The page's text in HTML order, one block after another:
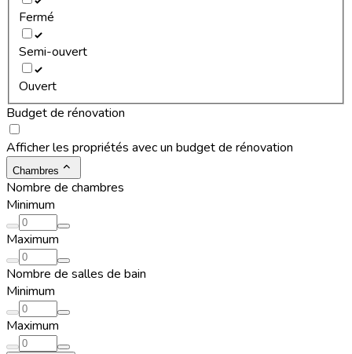
Fermé
Semi-ouvert
Ouvert
Budget de rénovation
Afficher les propriétés avec un budget de rénovation
Chambres
Nombre de chambres
Minimum
Maximum
Nombre de salles de bain
Minimum
Maximum